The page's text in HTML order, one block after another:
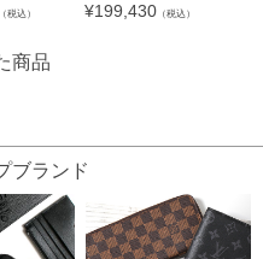
（税込） ¥199,430 （税込）
商品
ブランド